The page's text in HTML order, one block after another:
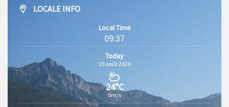
LOCALE INFO
Local Time
09:37
Today
10 août 2026
24°C
0m/s